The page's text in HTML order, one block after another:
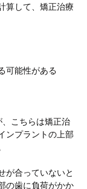
算して、矯正治療
可能性がある
こちらは矯正治
ンプラントの上部
が合っていないと
の歯に負荷がかか